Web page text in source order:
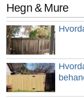
Hegn & Mure